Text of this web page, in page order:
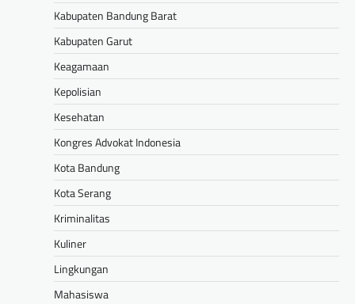
Kabupaten Bandung Barat
Kabupaten Garut
Keagamaan
Kepolisian
Kesehatan
Kongres Advokat Indonesia
Kota Bandung
Kota Serang
Kriminalitas
Kuliner
Lingkungan
Mahasiswa